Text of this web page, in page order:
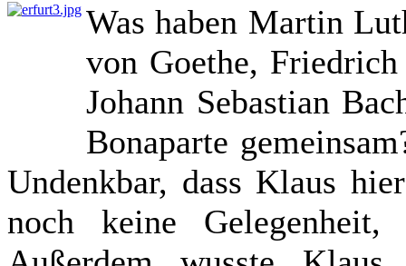
Was haben Martin
von Goethe,
Johann Sebastian
Bonaparte
Undenkbar, dass Klaus
noch keine